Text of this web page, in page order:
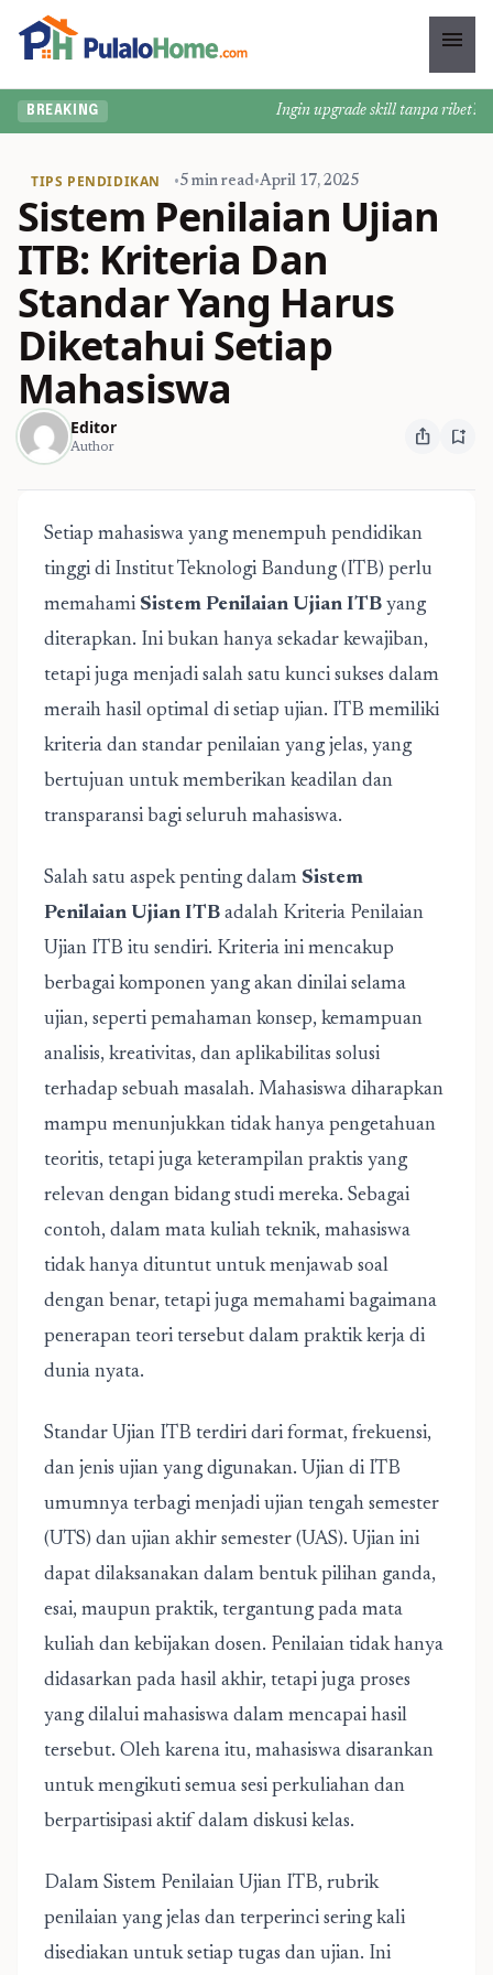
menu
BREAKING Ingin upgrade skill tanpa ribet?
TIPS PENDIDIKAN •5 min read•April 17, 2025
Sistem Penilaian Ujian
ITB: Kriteria Dan
Standar Yang Harus
Diketahui Setiap
Mahasiswa
Editor
Author ios_share bookmark_add
Setiap mahasiswa yang menempuh pendidikan
tinggi di Institut Teknologi Bandung (ITB) perlu
memahami Sistem Penilaian Ujian ITB yang
diterapkan. Ini bukan hanya sekadar kewajiban,
tetapi juga menjadi salah satu kunci sukses dalam
meraih hasil optimal di setiap ujian. ITB memiliki
kriteria dan standar penilaian yang jelas, yang
bertujuan untuk memberikan keadilan dan
transparansi bagi seluruh mahasiswa.
Salah satu aspek penting dalam Sistem
Penilaian Ujian ITB adalah Kriteria Penilaian
Ujian ITB itu sendiri. Kriteria ini mencakup
berbagai komponen yang akan dinilai selama
ujian, seperti pemahaman konsep, kemampuan
analisis, kreativitas, dan aplikabilitas solusi
terhadap sebuah masalah. Mahasiswa diharapkan
mampu menunjukkan tidak hanya pengetahuan
teoritis, tetapi juga keterampilan praktis yang
relevan dengan bidang studi mereka. Sebagai
contoh, dalam mata kuliah teknik, mahasiswa
tidak hanya dituntut untuk menjawab soal
dengan benar, tetapi juga memahami bagaimana
penerapan teori tersebut dalam praktik kerja di
dunia nyata.
Standar Ujian ITB terdiri dari format, frekuensi,
dan jenis ujian yang digunakan. Ujian di ITB
umumnya terbagi menjadi ujian tengah semester
(UTS) dan ujian akhir semester (UAS). Ujian ini
dapat dilaksanakan dalam bentuk pilihan ganda,
esai, maupun praktik, tergantung pada mata
kuliah dan kebijakan dosen. Penilaian tidak hanya
didasarkan pada hasil akhir, tetapi juga proses
yang dilalui mahasiswa dalam mencapai hasil
tersebut. Oleh karena itu, mahasiswa disarankan
untuk mengikuti semua sesi perkuliahan dan
berpartisipasi aktif dalam diskusi kelas.
Dalam Sistem Penilaian Ujian ITB, rubrik
penilaian yang jelas dan terperinci sering kali
disediakan untuk setiap tugas dan ujian. Ini